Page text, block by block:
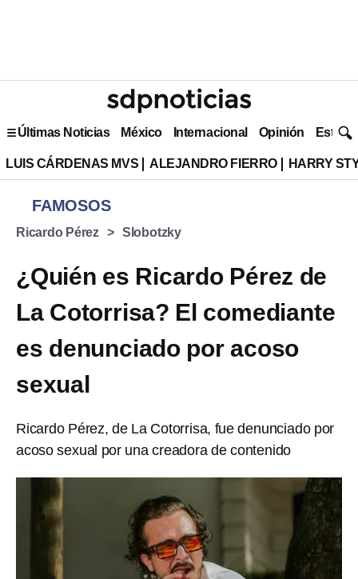
Últimas Noticias México Internacional Opinión Estilo
LUIS CÁRDENAS MVS ALEJANDRO FIERRO HARRY
FAMOSOS
Ricardo Pérez Slobotzky
¿Quién es Ricardo Pérez de
La Cotorrisa? El comediante
es denunciado por acoso
sexual
Ricardo Pérez, de La Cotorrisa, fue denunciado por
acoso sexual por una creadora de contenido